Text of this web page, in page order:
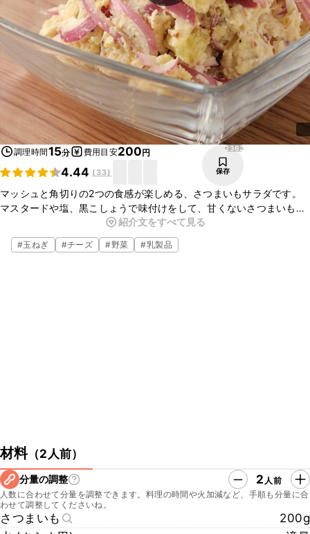
調理時間15分 費用目安200円
4.44 ( 33)
2362
保存
マッシュと角切りの2つの食感が楽しめる、さつまいもサラダです。
マスタードや塩、黒こしょうで味付けをして、甘くないさつまいもの
サラダに仕上げました。さっぱりと食べられるので、お酒のおつまみ
にもおすすめですよ。ぜひお試しくださいね。
紹介文をすべて見る
#玉ねぎ #チーズ #野菜 #乳製品
材料（2人前）
分量の調整 2 人前
人数に合わせて分量を調整できます。料理の時間や火加減など、手順も分量に合
わせて調整してくださいね。
さつまいも
200g